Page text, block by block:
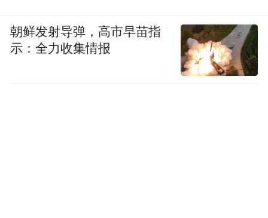
朝鲜发射导弹，高市早苗指
示：全力收集情报